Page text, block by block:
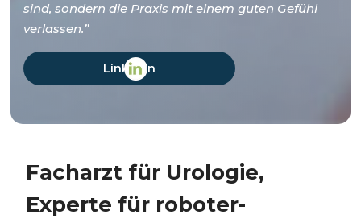
sind, sondern die Praxis mit einem guten Gefühl
verlassen.”
LinkedIn
Facharzt für Urologie,
Experte für roboter-